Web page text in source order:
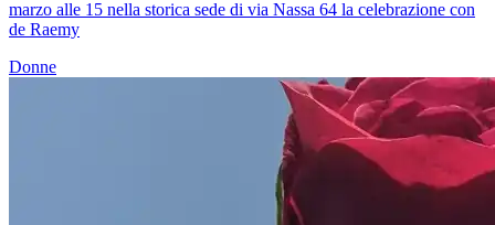
marzo alle 15 nella storica sede di via Nassa 64 la celebrazione con
de Raemy
Donne